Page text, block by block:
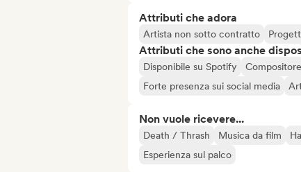
Attributi che adora
Artista non sotto contratto
Attributi che sono anche
Disponibile su Spotify Compositore
Forte presenza sui social media
Non vuole ricevere...
Death / Thrash Musica da film
Esperienza sul palco